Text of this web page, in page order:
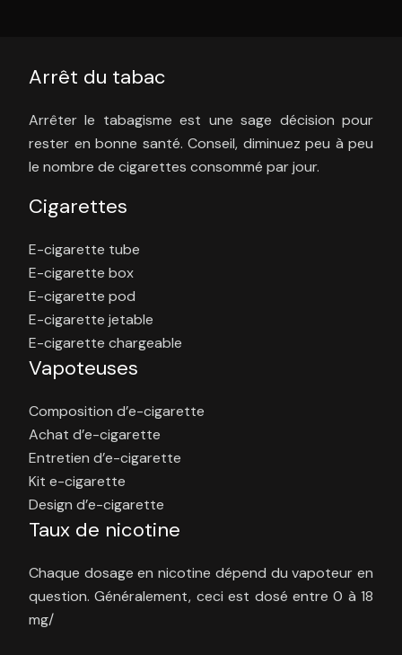
Arrêt du tabac
Arrêter le tabagisme est une sage décision pour
rester en bonne santé. Conseil, diminuez peu à peu
le nombre de cigarettes consommé par jour.
Cigarettes
E-cigarette tube
E-cigarette box
E-cigarette pod
E-cigarette jetable
E-cigarette chargeable
Vapoteuses
Composition d’e-cigarette
Achat d’e-cigarette
Entretien d’e-cigarette
Kit e-cigarette
Design d’e-cigarette
Taux de nicotine
Chaque dosage en nicotine dépend du vapoteur en
question. Généralement, ceci est dosé entre 0 à 18
mg/